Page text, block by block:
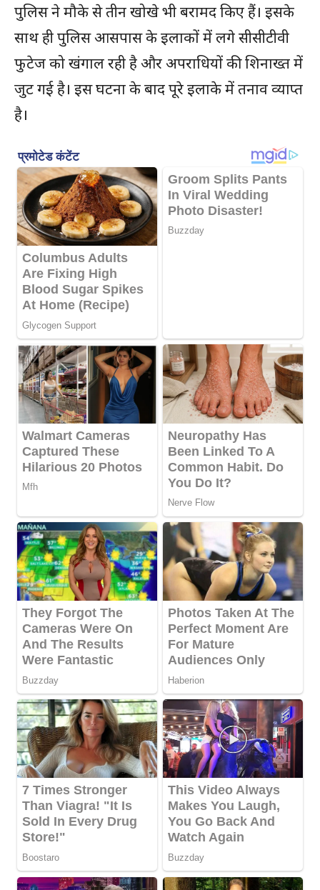
पुलिस ने मौके से तीन खोखे भी बरामद किए हैं। इसके
साथ ही पुलिस आसपास के इलाकों में लगे सीसीटीवी
फुटेज को खंगाल रही है और अपराधियों की शिनाख्त में
जुट गई है। इस घटना के बाद पूरे इलाके में तनाव व्याप्त
है।